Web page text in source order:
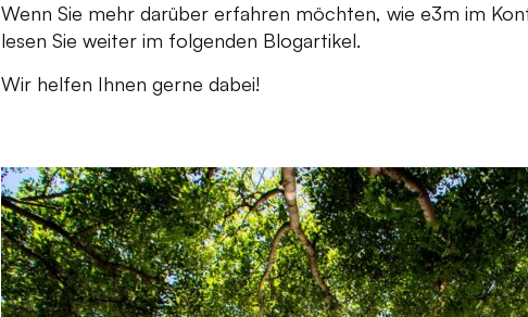
Wenn Sie mehr darüber erfahren möchten, wie e3m im
lesen Sie weiter im folgenden Blogartikel.
Wir helfen Ihnen gerne dabei!